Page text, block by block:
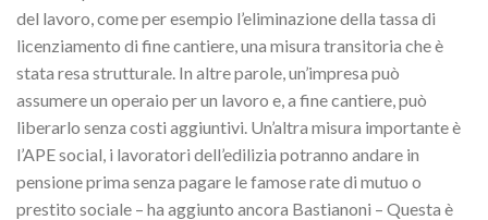
del lavoro, come per esempio l’eliminazione della tassa di
licenziamento di fine cantiere, una misura transitoria che è
stata resa strutturale. In altre parole, un’impresa può
assumere un operaio per un lavoro e, a fine cantiere, può
liberarlo senza costi aggiuntivi. Un’altra misura importante è
l’APE social, i lavoratori dell’edilizia potranno andare in
pensione prima senza pagare le famose rate di mutuo o
prestito sociale – ha aggiunto ancora Bastianoni – Questa è